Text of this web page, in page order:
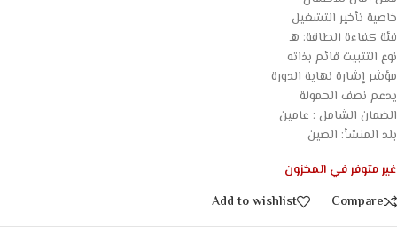
خاصية تأخير التشغيل
فئة كفاءة الطاقة: هـ
نوع التثبيت قائم بذاته
مؤشر إشارة نهاية الدورة
يدعم نصف الحمولة
الضمان الشامل : عامين
بلد المنشأ: الصين
غير متوفر في المخزون
Compare
Add to wishlist